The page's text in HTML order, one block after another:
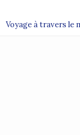
Voyage à travers le